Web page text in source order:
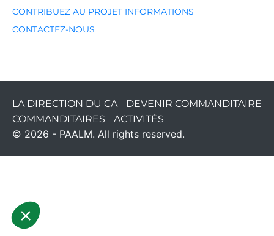
CONTRIBUEZ AU PROJET INFORMATIONS
CONTACTEZ-NOUS
LA DIRECTION DU CA
DEVENIR COMMANDITAIRE
COMMANDITAIRES
ACTIVITÉS
© 2026 - PAALM. All rights reserved.